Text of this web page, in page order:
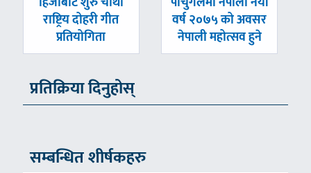
राष्ट्रिय दोहरी गीत
प्रतियोगिता
-वर्ष २०७५ को अवसर
नेपाली महोत्सव हुने
प्रतिक्रिया दिनुहोस्
सम्बन्धित शीर्षकहरु